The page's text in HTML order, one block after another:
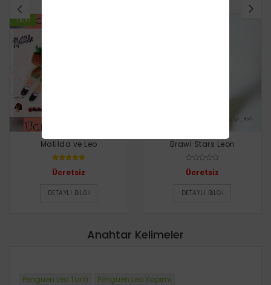
YENI
Matilda ve Leo
Ücretsiz
DETAYLI BILGI
Brawl Stars Leon
Ücretsiz
DETAYLI BILGI
Anahtar Kelimeler
Penguen Leo Tarifi
Penguen Leo Yapımı